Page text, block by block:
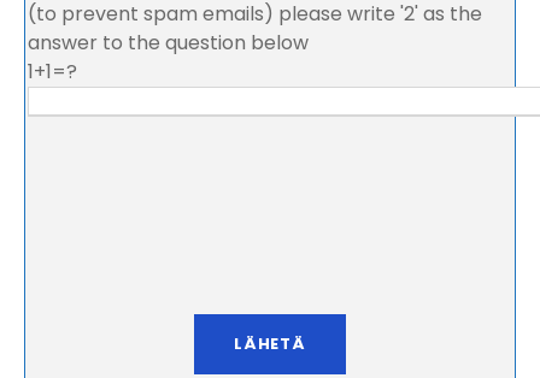
(to prevent spam emails) please write '2' as the
answer to the question below
1+1=?